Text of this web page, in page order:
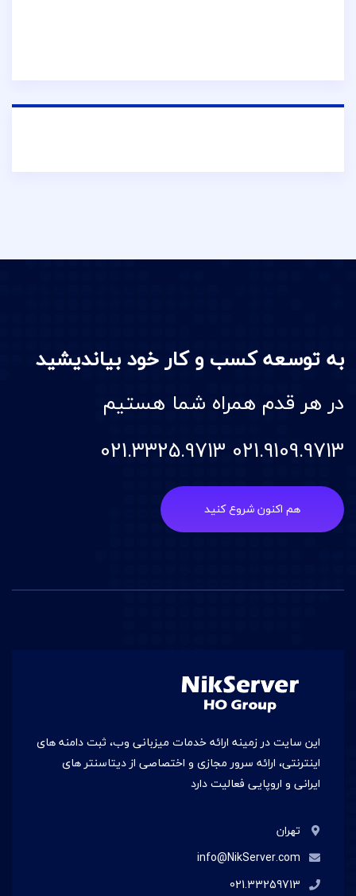
به توسعه کسب و کار خود بیاندیشید
در هر قدم همراه شما هستیم
021.9109.9713 021.3325.9713
هم اکنون شروع کنید
این سایت در زمينه ارائه خدمات میزبانی وب، ثبت دامنه های
اینترنتی، ارائه سرور مجازی و اختصاصی از دیتاسنتر های
ایرانی و اروپایی فعالیت دارد
تهران
info@NikServer.com
021.33259713